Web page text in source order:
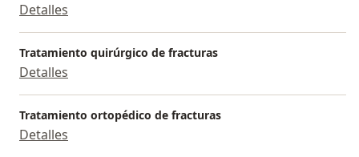
Detalles
Tratamiento quirúrgico de fracturas
Detalles
Tratamiento ortopédico de fracturas
Detalles